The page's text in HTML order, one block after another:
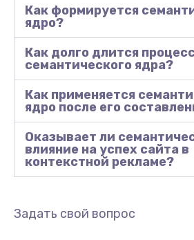
Как формируется
ядро?
Как долго длится
семантического ядра?
Как применяется
ядро после его
Оказывает ли
влияние на успех сайта в
контекстной рекламе?
Задать свой вопрос